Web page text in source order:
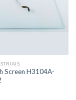
Screen H3104A-